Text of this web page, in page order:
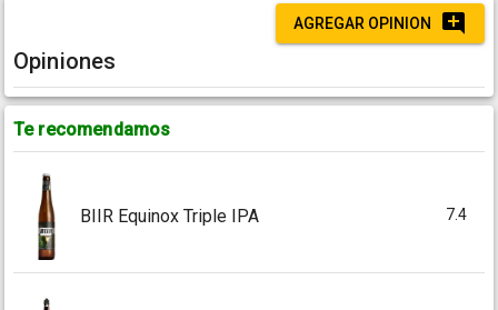
AGREGAR OPINION
Opiniones
Te recomendamos
BIIR Equinox Triple IPA 7.4